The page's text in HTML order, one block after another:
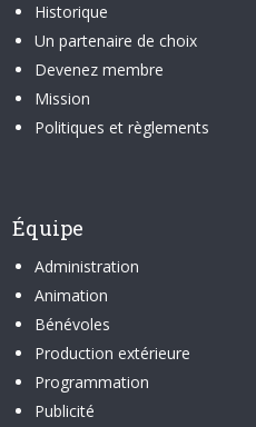
Historique
Un partenaire de choix
Devenez membre
Mission
Politiques et règlements
Équipe
Administration
Animation
Bénévoles
Production extérieure
Programmation
Publicité